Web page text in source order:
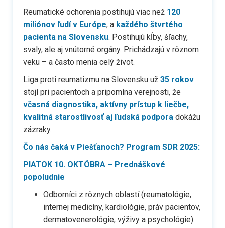
Reumatické ochorenia postihujú viac než 120
miliónov ľudí v Európe, a každého štvrtého
pacienta na Slovensku. Postihujú kĺby, šľachy,
svaly, ale aj vnútorné orgány. Prichádzajú v rôznom
veku – a často menia celý život.
Liga proti reumatizmu na Slovensku už 35 rokov
stojí pri pacientoch a pripomína verejnosti, že
včasná diagnostika, aktívny prístup k liečbe,
kvalitná starostlivosť aj ľudská podpora dokážu
zázraky.
Čo nás čaká v Piešťanoch? Program SDR 2025:
PIATOK 10. OKTÓBRA – Prednáškové
popoludnie
Odborníci z rôznych oblastí (reumatológie,
internej medicíny, kardiológie, práv pacientov,
dermatovenerológie, výživy a psychológie)